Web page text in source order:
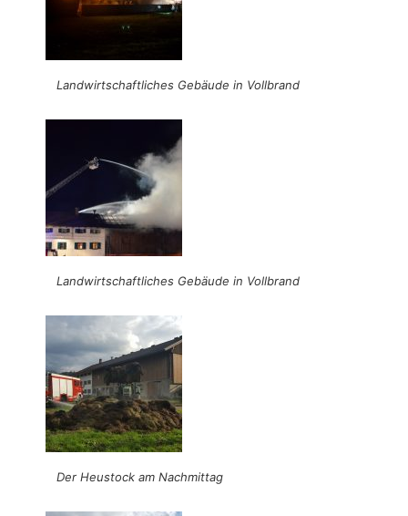
Landwirtschaftliches Gebäude in Vollbrand
Landwirtschaftliches Gebäude in Vollbrand
Der Heustock am Nachmittag